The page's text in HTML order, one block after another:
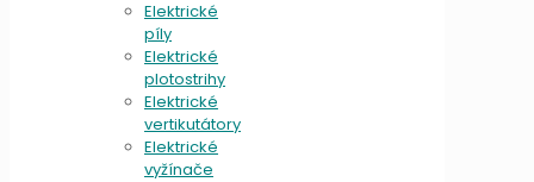
Elektrické
píly
Elektrické
plotostrihy
Elektrické
vertikutátory
Elektrické
vyžínače